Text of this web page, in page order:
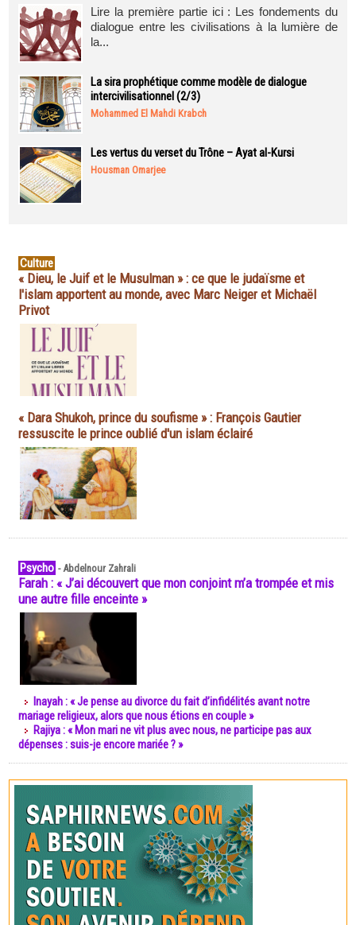
Lire la première partie ici : Les fondements du
dialogue entre les civilisations à la lumière de
la...
La sira prophétique comme modèle de dialogue
intercivilisationnel (2/3)
Mohammed El Mahdi Krabch
Les vertus du verset du Trône – Ayat al-Kursi
Housman Omarjee
Culture
« Dieu, le Juif et le Musulman » : ce que le judaïsme et
l'islam apportent au monde, avec Marc Neiger et Michaël
Privot
« Dara Shukoh, prince du soufisme » : François Gautier
ressuscite le prince oublié d'un islam éclairé
Psycho -Abdelnour Zahrali
Farah : « J’ai découvert que mon conjoint m’a trompée et mis
une autre fille enceinte »
Inayah : « Je pense au divorce du fait d’infidélités avant notre
mariage religieux, alors que nous étions en couple »
Rajiya : « Mon mari ne vit plus avec nous, ne participe pas aux
dépenses : suis-je encore mariée ? »